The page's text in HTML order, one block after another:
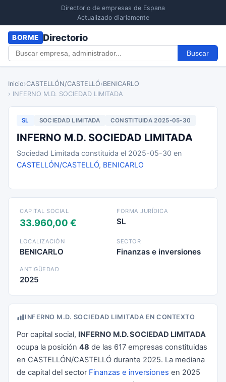
Directorio de empresas de Espana
Actualizado diariamente
BORME Directorio
Buscar
Inicio›CASTELLÓN/CASTELLÓ›BENICARLO
› INFERNO M.D. SOCIEDAD LIMITADA
SL SOCIEDAD LIMITADA CONSTITUIDA 2025-05-30
INFERNO M.D. SOCIEDAD LIMITADA
Sociedad Limitada constituida el 2025-05-30 en
CASTELLÓN/CASTELLÓ, BENICARLO
CAPITAL SOCIAL
33.960,00 €
FORMA JURÍDICA
SL
LOCALIZACIÓN
BENICARLO
SECTOR
Finanzas e inversiones
ANTIGÜEDAD
2025
INFERNO M.D. SOCIEDAD LIMITADA EN CONTEXTO
Por capital social, INFERNO M.D. SOCIEDAD LIMITADA
ocupa la posición 48 de las 617 empresas constituidas
en CASTELLÓN/CASTELLÓ durante 2025. La mediana
de capital del sector Finanzas e inversiones en 2025